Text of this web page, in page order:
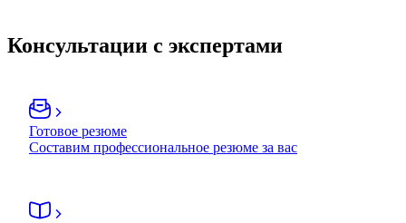
Консультации с экспертами
Готовое резюме
Составим профессиональное резюме за вас